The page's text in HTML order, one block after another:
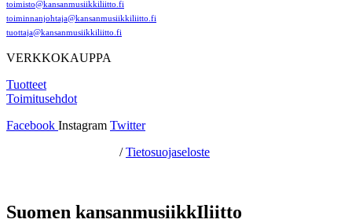
toimisto@kansanmusiikkiliitto.fi
toiminnanjohtaja@kansanmusiikkiliitto.fi
tuottaja@kansanmusiikkiliitto.fi
VERKKOKAUPPA
Tuotteet
Toimitusehdot
Facebook Instagram Twitter
/Tietosuojaseloste
Suomen kansanmusiikkIliitto